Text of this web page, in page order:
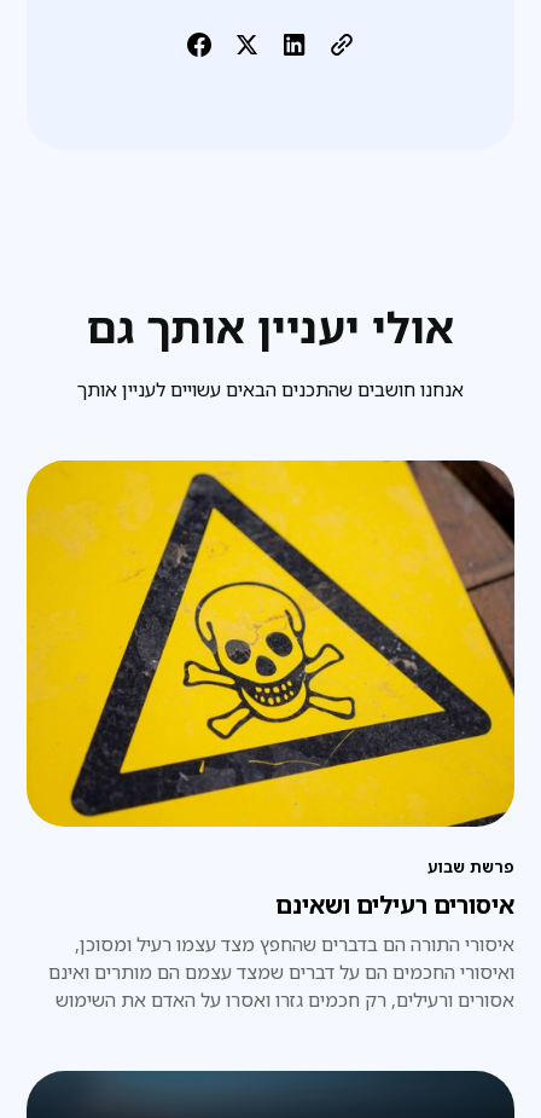
אולי יעניין אותך גם
אנחנו חושבים שהתכנים הבאים עשויים לעניין אותך
פרשת שבוע
איסורים רעילים ושאינם
איסורי התורה הם בדברים שהחפץ מצד עצמו רעיל ומסוכן,
ואיסורי החכמים הם על דברים שמצד עצמם הם מותרים ואינם
אסורים ורעילים, רק חכמים גזרו ואסרו על האדם את השימוש